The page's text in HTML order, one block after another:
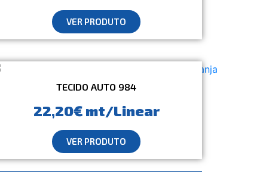
VER PRODUTO
TECIDO AUTO 984
22,20€ mt/Linear
VER PRODUTO